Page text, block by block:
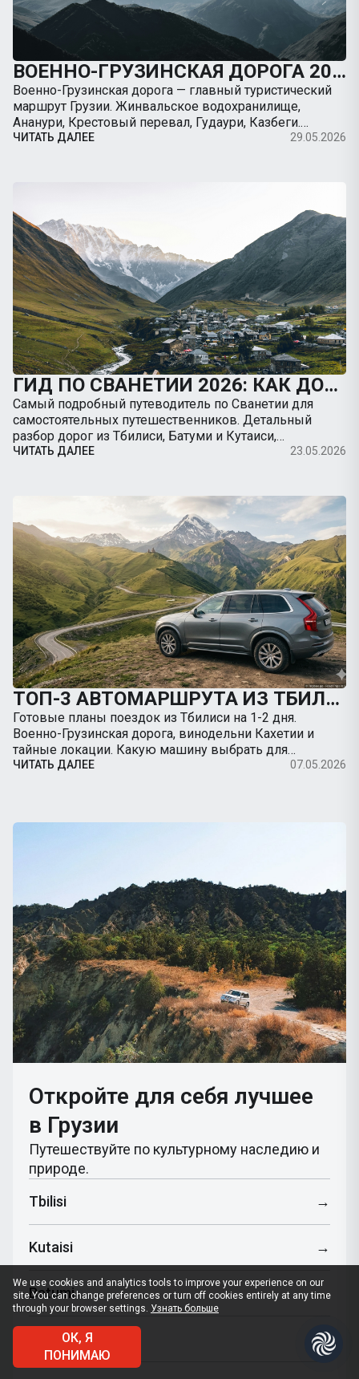
ВОЕННО-ГРУЗИНСКАЯ ДОРОГА 2026: ПОЛНЫЙ ГИД ОТ ТБИЛИСИ ДО КАЗБЕГИ НА МАШИНЕ
Военно-Грузинская дорога — главный туристический
маршрут Грузии. Жинвальское водохранилище,
Ананури, Крестовый перевал, Гудаури, Казбеги.
Полный гид с картой, ценами, остановками, советами
ЧИТАТЬ ДАЛЕЕ 29.05.2026
ГИД ПО СВАНЕТИИ 2026: КАК ДОБРАТЬСЯ В МЕСТИЮ НА МАШИНЕ, ДОРОГИ И ЛУЧШИЕ ТРЕККИНГИ
Самый подробный путеводитель по Сванетии для
самостоятельных путешественников. Детальный
разбор дорог из Тбилиси, Батуми и Кутаиси,
безопасность на серпантинах, заправки, цены и
ЧИТАТЬ ДАЛЕЕ 23.05.2026
ТОП-3 АВТОМАРШРУТА ИЗ ТБИЛИСИ НА ВЫХОДНЫЕ: КУДА ПОЕХАТЬ НА МАШИНЕ
Готовые планы поездок из Тбилиси на 1-2 дня.
Военно-Грузинская дорога, винодельни Кахетии и
тайные локации. Какую машину выбрать для
путешествия.
ЧИТАТЬ ДАЛЕЕ 07.05.2026
Откройте для себя лучшее
в Грузии
Путешествуйте по культурному наследию и
природе.
Tbilisi
→
Kutaisi →
Batumi →
Mestia →
We use cookies and analytics tools to improve your experience on our
site.You can change preferences or turn off cookies entirely at any time
through your browser settings. Узнать больше
ОК, Я
ПОНИМАЮ